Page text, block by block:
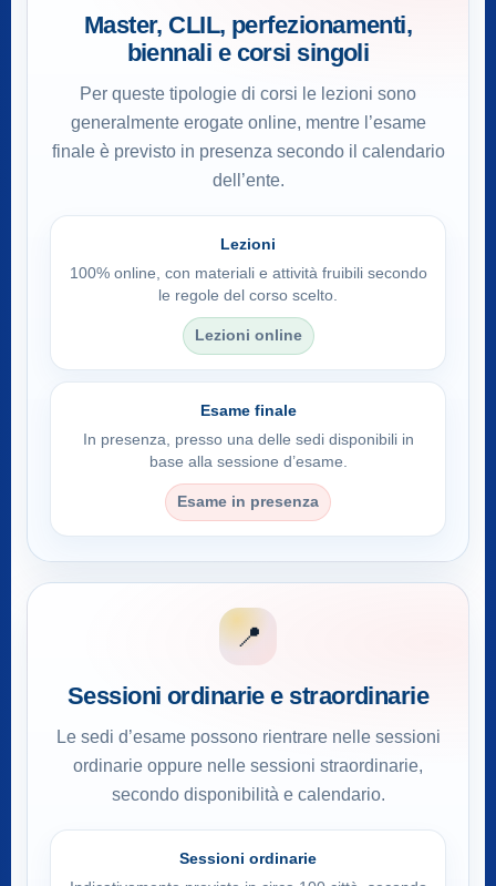
Master, CLIL, perfezionamenti,
biennali e corsi singoli
Per queste tipologie di corsi le lezioni sono
generalmente erogate online, mentre l’esame
finale è previsto in presenza secondo il calendario
dell’ente.
Lezioni
100% online, con materiali e attività fruibili secondo
le regole del corso scelto.
Lezioni online
Esame finale
In presenza, presso una delle sedi disponibili in
base alla sessione d’esame.
Esame in presenza
📍
Sessioni ordinarie e straordinarie
Le sedi d’esame possono rientrare nelle sessioni
ordinarie oppure nelle sessioni straordinarie,
secondo disponibilità e calendario.
Sessioni ordinarie